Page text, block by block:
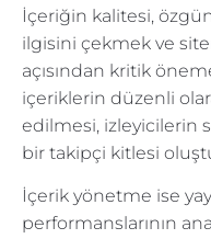
İçeriğin kalitesi,
ilgisini çekmek ve
açısından kritik
içeriklerin düzenli
edilmesi, izleyicilerin
bir takipçi kitlesi
İçerik yönetme ise
performanslarının